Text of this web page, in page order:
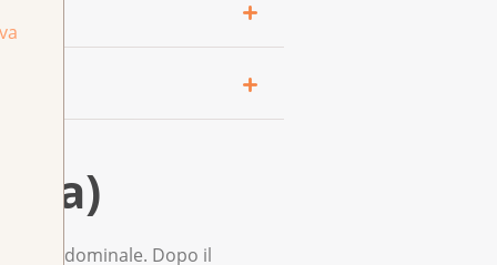
per applicare il calore
tumorale.
modo che non avverta
Possono anche
collaterali prestare
addominale. Dopo il